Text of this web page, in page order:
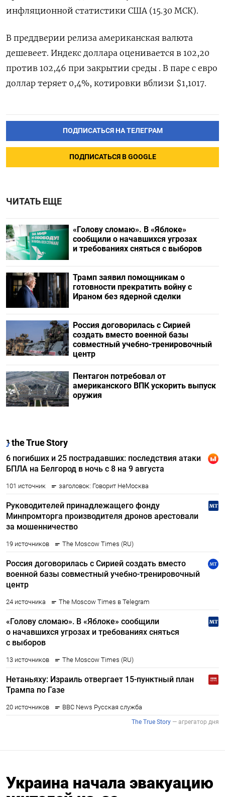
инфляционной статистики США (15.30 МСК).
В преддверии релиза американская валюта
дешевеет. Индекс доллара оценивается в 102,20
против 102,46 при закрытии среды . В паре с евро
доллар теряет 0,4%, котировки вблизи $1,1017.
ПОДПИСАТЬСЯ НА ТЕЛЕГРАМ
ПОДПИСАТЬСЯ В GOOGLE
ЧИТАТЬ ЕЩЕ
«Голову сломаю». В «Яблоке»
сообщили о начавшихся угрозах
и требованиях сняться с выборов
Трамп заявил помощникам о
готовности прекратить войну с
Ираном без ядерной сделки
Россия договорилась с Сирией
создать вместо военной базы
совместный учебно-тренировочный
центр
Пентагон потребовал от
американского ВПК ускорить выпуск
оружия
Украина начала эвакуацию